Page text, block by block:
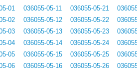
01
02
03
04
05
06
036055-05-11
036055-05-12
036055-05-13
036055-05-14
036055-05-15
036055-05-16
036055-05-21
036055-05-22
036055-05-23
036055-05-24
036055-05-25
036055-05-26